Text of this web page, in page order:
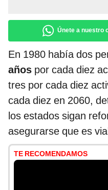
Únete a nuestro
En 1980 había dos
años por cada diez
tres por cada diez
cada diez en 2060,
los estados sigan
asegurarse que es
TE RECOMENDAMOS